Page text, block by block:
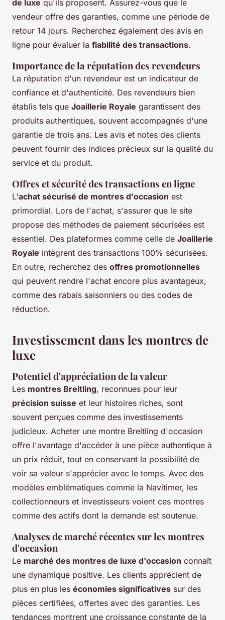
de luxe qu'ils proposent. Assurez-vous que le
vendeur offre des garanties, comme une période de
retour 14 jours. Recherchez également des avis en
ligne pour évaluer la fiabilité des transactions.
Importance de la réputation des revendeurs
La réputation d'un revendeur est un indicateur de
confiance et d'authenticité. Des revendeurs bien
établis tels que Joaillerie Royale garantissent des
produits authentiques, souvent accompagnés d'une
garantie de trois ans. Les avis et notes des clients
peuvent fournir des indices précieux sur la qualité du
service et du produit.
Offres et sécurité des transactions en ligne
L'achat sécurisé de montres d'occasion est
primordial. Lors de l'achat, s'assurer que le site
propose des méthodes de paiement sécurisées est
essentiel. Des plateformes comme celle de Joaillerie
Royale intègrent des transactions 100% sécurisées.
En outre, recherchez des offres promotionnelles
qui peuvent rendre l'achat encore plus avantageux,
comme des rabais saisonniers ou des codes de
réduction.
Investissement dans les montres de
luxe
Potentiel d'appréciation de la valeur
Les montres Breitling, reconnues pour leur
précision suisse et leur histoires riches, sont
souvent perçues comme des investissements
judicieux. Acheter une montre Breitling d'occasion
offre l'avantage d'accéder à une pièce authentique à
un prix réduit, tout en conservant la possibilité de
voir sa valeur s'apprécier avec le temps. Avec des
modèles emblématiques comme la Navitimer, les
collectionneurs et investisseurs voient ces montres
comme des actifs dont la demande est soutenue.
Analyses de marché récentes sur les montres
d'occasion
Le marché des montres de luxe d'occasion connaît
une dynamique positive. Les clients apprécient de
plus en plus les économies significatives sur des
pièces certifiées, offertes avec des garanties. Les
tendances montrent une croissance constante de la